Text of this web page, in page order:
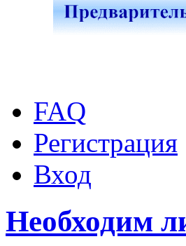
FAQ
Регистрация
Вход
Необходим